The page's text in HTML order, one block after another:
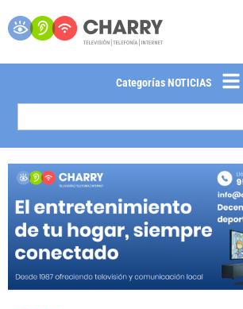
Categorías NOTICIAS